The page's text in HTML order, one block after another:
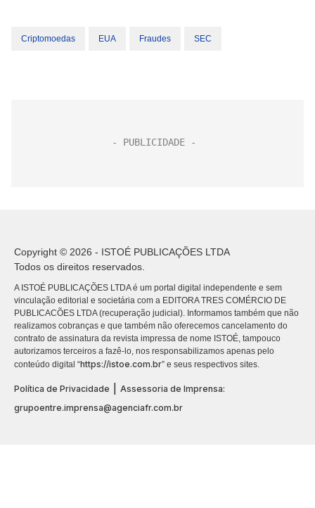
Criptomoedas EUA Fraudes SEC
Copyright © 2026 - ISTOÉ PUBLICAÇÕES LTDA
Todos os direitos reservados.
A ISTOÉ PUBLICAÇÕES LTDA é um portal digital independente e sem
vinculação editorial e societária com a EDITORA TRES COMÉRCIO DE
PUBLICACÕES LTDA (recuperação judicial). Informamos também que não
realizamos cobranças e que também não oferecemos cancelamento do
contrato de assinatura da revista impressa de nome ISTOÉ, tampouco
autorizamos terceiros a fazê-lo, nos responsabilizamos apenas pelo
conteúdo digital “https://istoe.com.br” e seus respectivos sites.
Política de Privacidade
Assessoria de Imprensa:
grupoentre.imprensa@agenciafr.com.br